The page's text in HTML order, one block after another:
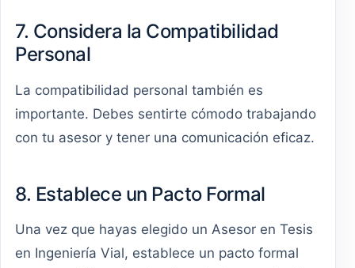
7. Considera la Compatibilidad
Personal
La compatibilidad personal también es
importante. Debes sentirte cómodo trabajando
con tu asesor y tener una comunicación eficaz.
8. Establece un Pacto Formal
Una vez que hayas elegido un Asesor en Tesis
en Ingeniería Vial, establece un pacto formal